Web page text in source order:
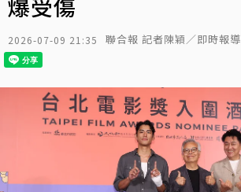
爆受傷
2026-07-09 21:35 聯合報 記者陳穎／即時報導